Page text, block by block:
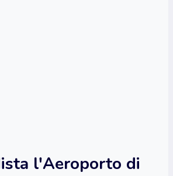
l'Aeroporto di